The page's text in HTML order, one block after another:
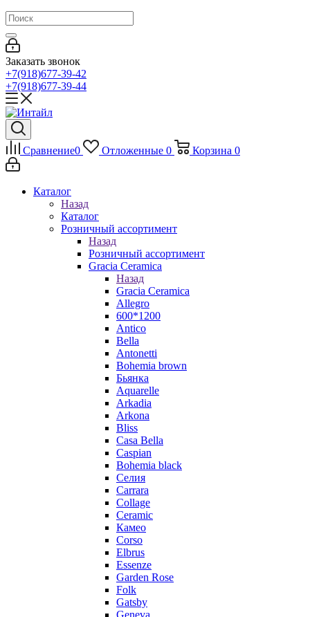
Заказать звонок
+7(918)677-39-42
+7(918)677-39-44
Сравнение0 Отложенные 0 Корзина 0
Каталог
Назад
Каталог
Розничный ассортимент
Назад
Розничный ассортимент
Gracia Ceramica
Назад
Gracia Ceramica
Allegro
600*1200
Antico
Bella
Antonetti
Bohemia brown
Бьянка
Aquarelle
Arkadia
Arkona
Bliss
Casa Bella
Caspian
Bohemia black
Селия
Carrara
Collage
Ceramic
Камео
Corso
Elbrus
Essenze
Garden Rose
Folk
Gatsby
Geneva